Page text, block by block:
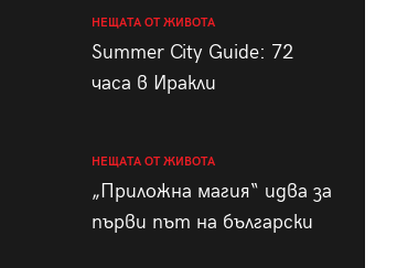
НЕЩАТА ОТ ЖИВОТА
Summer City Guide: 72
часа в Иракли
НЕЩАТА ОТ ЖИВОТА
„Приложна магия“ идва за
първи път на български